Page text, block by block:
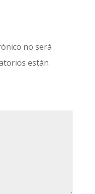
no será
están